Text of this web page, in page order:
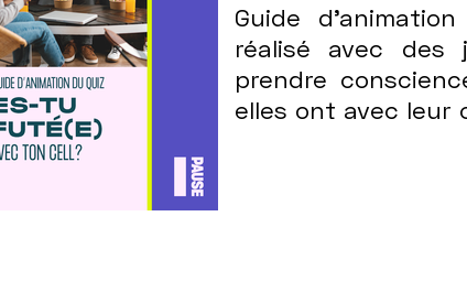
Guide
réalisé avec
prendre
elles ont avec leur